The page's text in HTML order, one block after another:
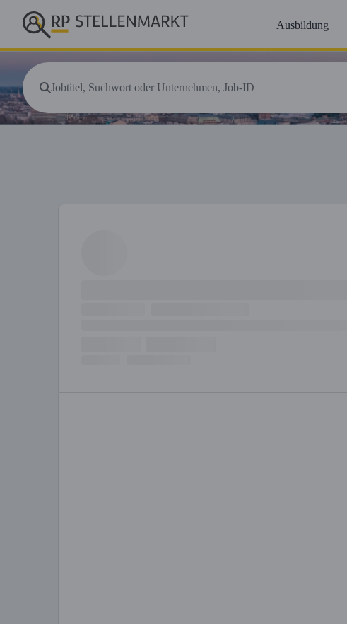
Ausbildung